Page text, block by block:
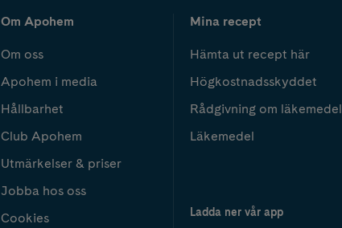
Om Apohem
Om oss
Apohem i media
Hållbarhet
Club Apohem
Utmärkelser & priser
Jobba hos oss
Cookies
Mina recept
Hämta ut recept här
Högkostnadsskyddet
Rådgivning om läkemedel
Läkemedel
Ladda ner vår app